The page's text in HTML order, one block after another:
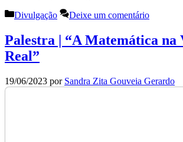
Categorias
Divulgação Deixe um comentário
Palestra | “A Matemática na
Real”
19/06/2023 por Sandra Zita Gouveia Gerardo